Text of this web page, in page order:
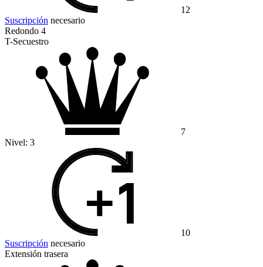
12
Suscripción necesario
Redondo 4
T-Secuestro
7
Nivel: 3
10
Suscripción necesario
Extensión trasera